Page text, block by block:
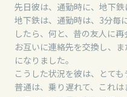
先日彼は、通勤時に、地下鉄
地下鉄は、通勤時は、3分毎
したら、何と、昔の友人に再
お互いに連絡先を交換し、
になりました。
こうした状況を彼は、とても
普通は、乗り遅れて、これ